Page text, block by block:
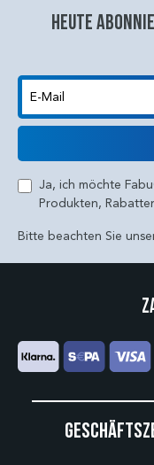
Heute
E-Mail
Ja, ich möchte
Produkten,
Bitte beachten Sie